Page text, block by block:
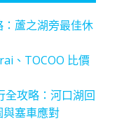
蘆之湖旁最佳休
、TOCOO 比價
全攻略：河口湖回
塞車應對